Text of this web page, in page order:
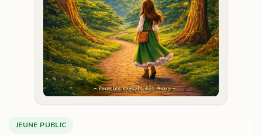
JEUNE PUBLIC